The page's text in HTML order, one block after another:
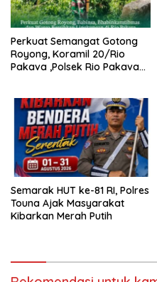
Perkuat Semangat Gotong
Royong, Koramil 20/Rio
Pakava ,Polsek Rio Pakava
Mukti
Semarak HUT ke-81 RI, Polres
Touna Ajak Masyarakat
Kibarkan Merah Putih